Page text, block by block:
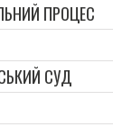
ПРОЦЕС
СУД